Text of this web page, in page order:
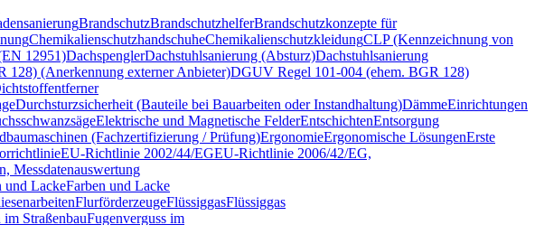
BrandschutzBrandschutzhelferBrandschutzkonzepte für
ChemikalienschutzhandschuheChemikalienschutzkleidungCLP (Kennzeichnung von
12951)DachspenglerDachstuhlsanierung (Absturz)Dachstuhlsanierung
128) (Anerkennung externer Anbieter)DGUV Regel 101-004 (ehem. BGR 128)
Durchsturzsicherheit (Bauteile bei Bauarbeiten oder Instandhaltung)DämmeEinrichtungen
Elektrische und Magnetische FelderEntschichtenEntsorgung
(Fachzertifizierung / Prüfung)ErgonomieErgonomische LösungenErste
EU-Richtlinie 2002/44/EGEU-Richtlinie 2006/42/EG,
Messdatenauswertung
und LackeFarben und Lacke
FlurförderzeugeFlüssiggasFlüssiggas
StraßenbauFugenverguss im